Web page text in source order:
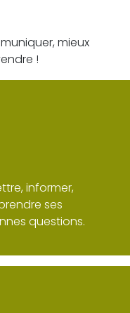
mieux
!
informer,
ses
questions.